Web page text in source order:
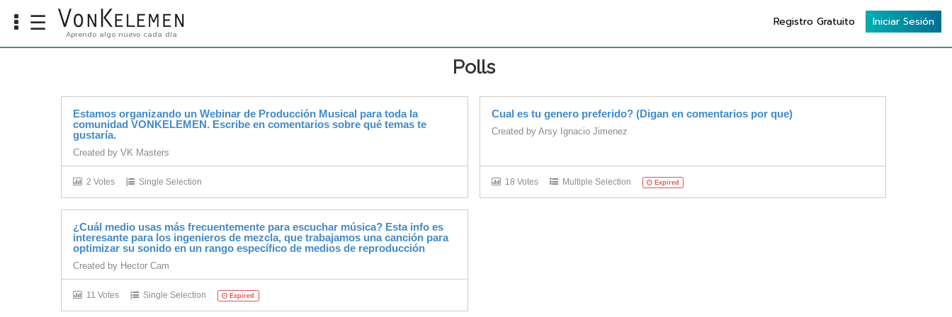
Info
Cursos
vKonnect
☰ Aprendo algo nuevo cada día
Registro Gratuito Iniciar Sesión
Polls
Estamos organizando un Webinar de Producción Musical para toda la
comunidad VONKELEMEN. Escribe en comentarios sobre qué temas te
gustaría.
Created by VK Masters
2 Votes Single Selection
Cual es tu genero preferido? (Digan en comentarios por que)
Created by Arsy Ignacio Jimenez
18 Votes Multiple Selection Expired
¿Cuál medio usas más frecuentemente para escuchar música? Esta info es
interesante para los ingenieros de mezcla, que trabajamos una canción para
optimizar su sonido en un rango específico de medios de reproducción
Created by Hector Cam
11 Votes Single Selection Expired